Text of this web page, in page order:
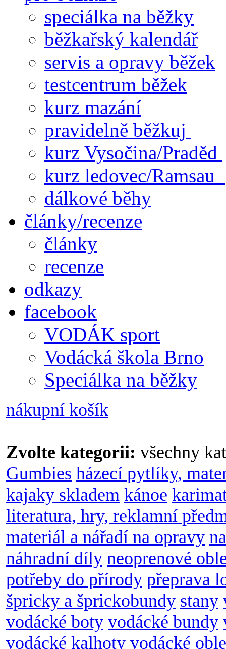
speciálka na běžky
běžkařský kalendář
servis a opravy běžek
testcentrum běžek
kurz mazání
pravidelně běžkuj
kurz Vysočina/Praděd
kurz ledovec/Ramsau
dálkové běhy
články/recenze
články
recenze
odkazy
facebook
VODÁK sport
Vodácká škola Brno
Speciálka na běžky
nákupní košík
Zvolte kategorii: všechny
Gumbies házecí pytlíky,
kajaky skladem kánoe
literatura, hry, reklamní
materiál a nářadí na opravy
náhradní díly neoprenové
potřeby do přírody přeprava
špricky a šprickobundy stany
vodácké boty vodácké bundy
vodácké kalhoty vodácké